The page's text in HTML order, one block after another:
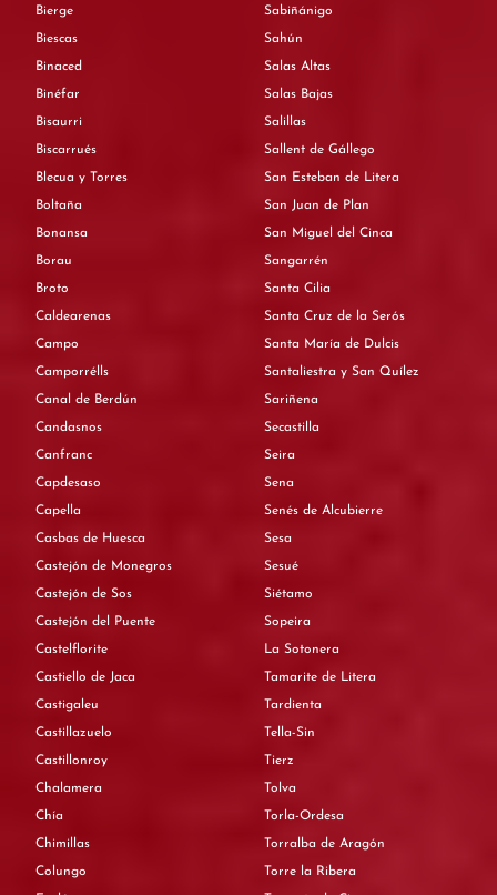
Bierge
Biescas
Binaced
Binéfar
Bisaurri
Biscarrués
Blecua y Torres
Boltaña
Bonansa
Borau
Broto
Caldearenas
Campo
Camporrélls
Canal de Berdún
Candasnos
Canfranc
Capdesaso
Capella
Casbas de Huesca
Castejón de Monegros
Castejón de Sos
Castejón del Puente
Castelflorite
Castiello de Jaca
Castigaleu
Castillazuelo
Castillonroy
Chalamera
Chía
Chimillas
Colungo
Sabiñánigo
Sahún
Salas Altas
Salas Bajas
Salillas
Sallent de Gállego
San Esteban de Litera
San Juan de Plan
San Miguel del Cinca
Sangarrén
Santa Cilia
Santa Cruz de la Serós
Santa María de Dulcis
Santaliestra y San Quílez
Sariñena
Secastilla
Seira
Sena
Senés de Alcubierre
Sesa
Sesué
Siétamo
Sopeira
La Sotonera
Tamarite de Litera
Tardienta
Tella-Sin
Tierz
Tolva
Torla-Ordesa
Torralba de Aragón
Torre la Ribera